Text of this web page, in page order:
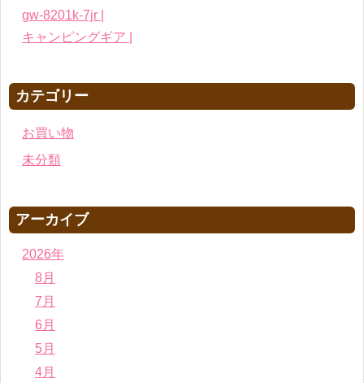
gw-8201k-7jr |
キャンピングギア |
カテゴリー
お買い物
未分類
アーカイブ
2026年
8月
7月
6月
5月
4月